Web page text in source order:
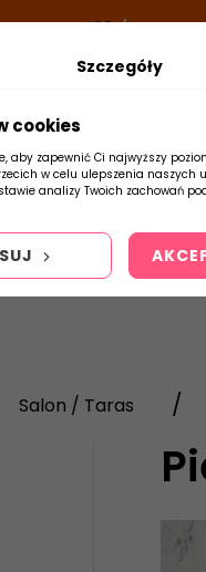
NEWLOOK26/
Płytki
Salon / Taras
Szczegóły
cookies
aby zapewnić Ci najwyższy
w celu ulepszenia
analizy Twoich zachowań